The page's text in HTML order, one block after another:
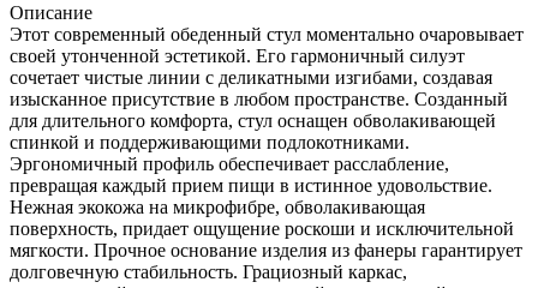
Описание
Этот современный обеденный стул моментально очаровывает
своей утонченной эстетикой. Его гармоничный силуэт
сочетает чистые линии с деликатными изгибами, создавая
изысканное присутствие в любом пространстве. Созданный
для длительного комфорта, стул оснащен обволакивающей
спинкой и поддерживающими подлокотниками.
Эргономичный профиль обеспечивает расслабление,
превращая каждый прием пищи в истинное удовольствие.
Нежная экокожа на микрофибре, обволакивающая
поверхность, придает ощущение роскоши и исключительной
мягкости. Прочное основание изделия из фанеры гарантирует
долговечную стабильность. Грациозный каркас,